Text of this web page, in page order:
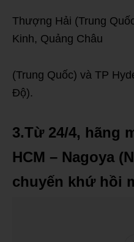
Thượng Hải (Trung
Kinh, Quảng Châu
(Trung Quốc) và TP
Độ).
3.Từ 24/4, hãng
HCM – Nagoya
chuyến khứ hồi